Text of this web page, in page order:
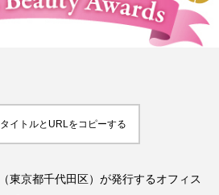
BeautyTech ChatGPT
イトルとURLをコピーする
東京都千代田区）が発行するオフィス